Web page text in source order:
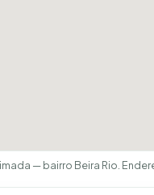
— bairro Beira Rio.